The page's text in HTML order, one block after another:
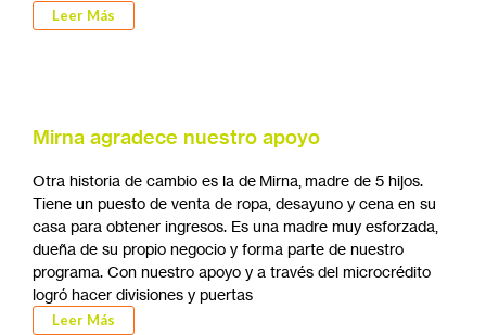
Leer Más
Mirna agradece nuestro apoyo
Otra historia de cambio es la de Mirna, madre de 5 hijos.
Tiene un puesto de venta de ropa, desayuno y cena en su
casa para obtener ingresos. Es una madre muy esforzada,
dueña de su propio negocio y forma parte de nuestro
programa. Con nuestro apoyo y a través del microcrédito
logró hacer divisiones y puertas
Leer Más